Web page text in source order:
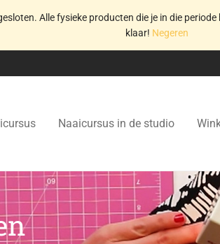
Alle fysieke producten die je in die
klaar! Negeren
Naaicursus in de studio